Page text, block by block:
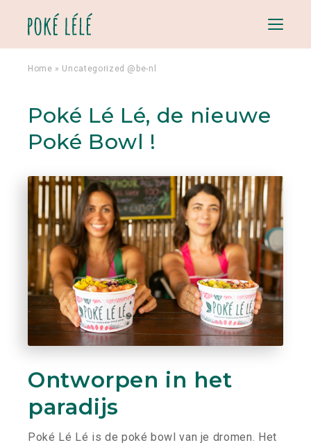
Menu
Home » Uncategorized @be-nl
Poké Lé Lé, de nieuwe
Poké Bowl !
Ontworpen in het
paradijs
Poké Lé Lé is de poké bowl van je dromen. Het